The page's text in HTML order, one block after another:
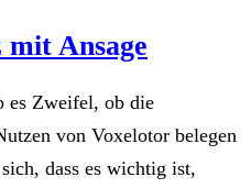
Ansage
es Zweifel, ob die
von Voxelotor belegen
dass es wichtig ist,